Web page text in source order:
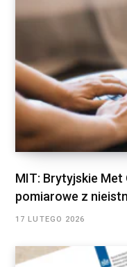
MIT: Brytyjskie Met
pomiarowe z
17 LUTEGO 2026